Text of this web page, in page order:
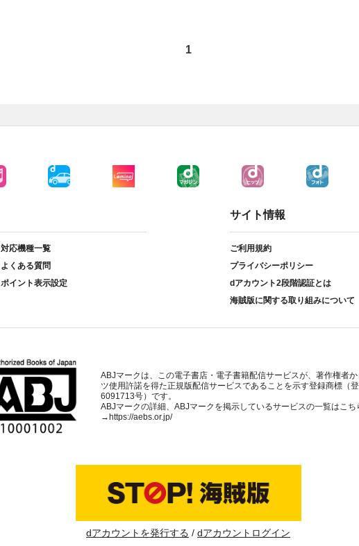
1
対応機種一覧
よくある質問
ポイント表示設定
サイト情報
ご利用規約
プライバシーポリシー
dアカウント2段階認証とは
海賊版に関する取り組みについて
ABJマークは、この電子書店・電子書籍配信サービスが、著作権者
ツ使用許諾を得た正規版配信サービスであることを示す登録商標（
6091713号）です。
ABJマークの詳細、ABJマークを掲示しているサービスの一覧はこち
→https://aebs.or.jp/
dアカウントを発行する dアカウントログイン